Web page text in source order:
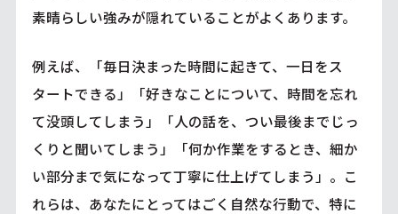
素晴らしい強みが隠れていることがよくあります。
例えば、「毎日決まった時間に起きて、一日をス
タートできる」「好きなことについて、時間を忘れ
て没頭してしまう」「人の話を、つい最後までじっ
くりと聞いてしまう」「何か作業をするとき、細か
い部分まで気になって丁寧に仕上げてしまう」。こ
れらは、あなたにとってはごく自然な行動で、特に